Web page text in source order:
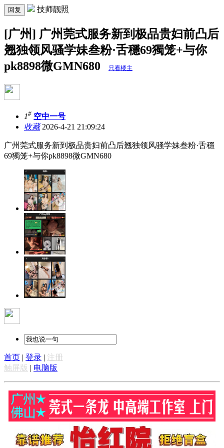
回复 技师靓照
[广州] 广州莞式服务新到极品贵妇前凸后
翘独领风骚学妹叁粉·舌穩69獨笼+与你
pk8898微GMN680
只看楼主
1# 空中一号
收藏2026-4-21 21:09:24
广州莞式服务新到极品贵妇前凸后翘独领风骚学妹叁粉·舌穩
69獨笼+与你pk8898微GMN680
首页 | 登录 | 注册
触屏版 | 电脑版